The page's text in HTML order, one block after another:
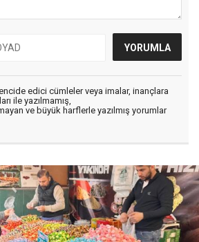
edici cümleler veya imalar, inançlara
ile yazılmamış,
ve büyük harflerle yazılmış yorumlar